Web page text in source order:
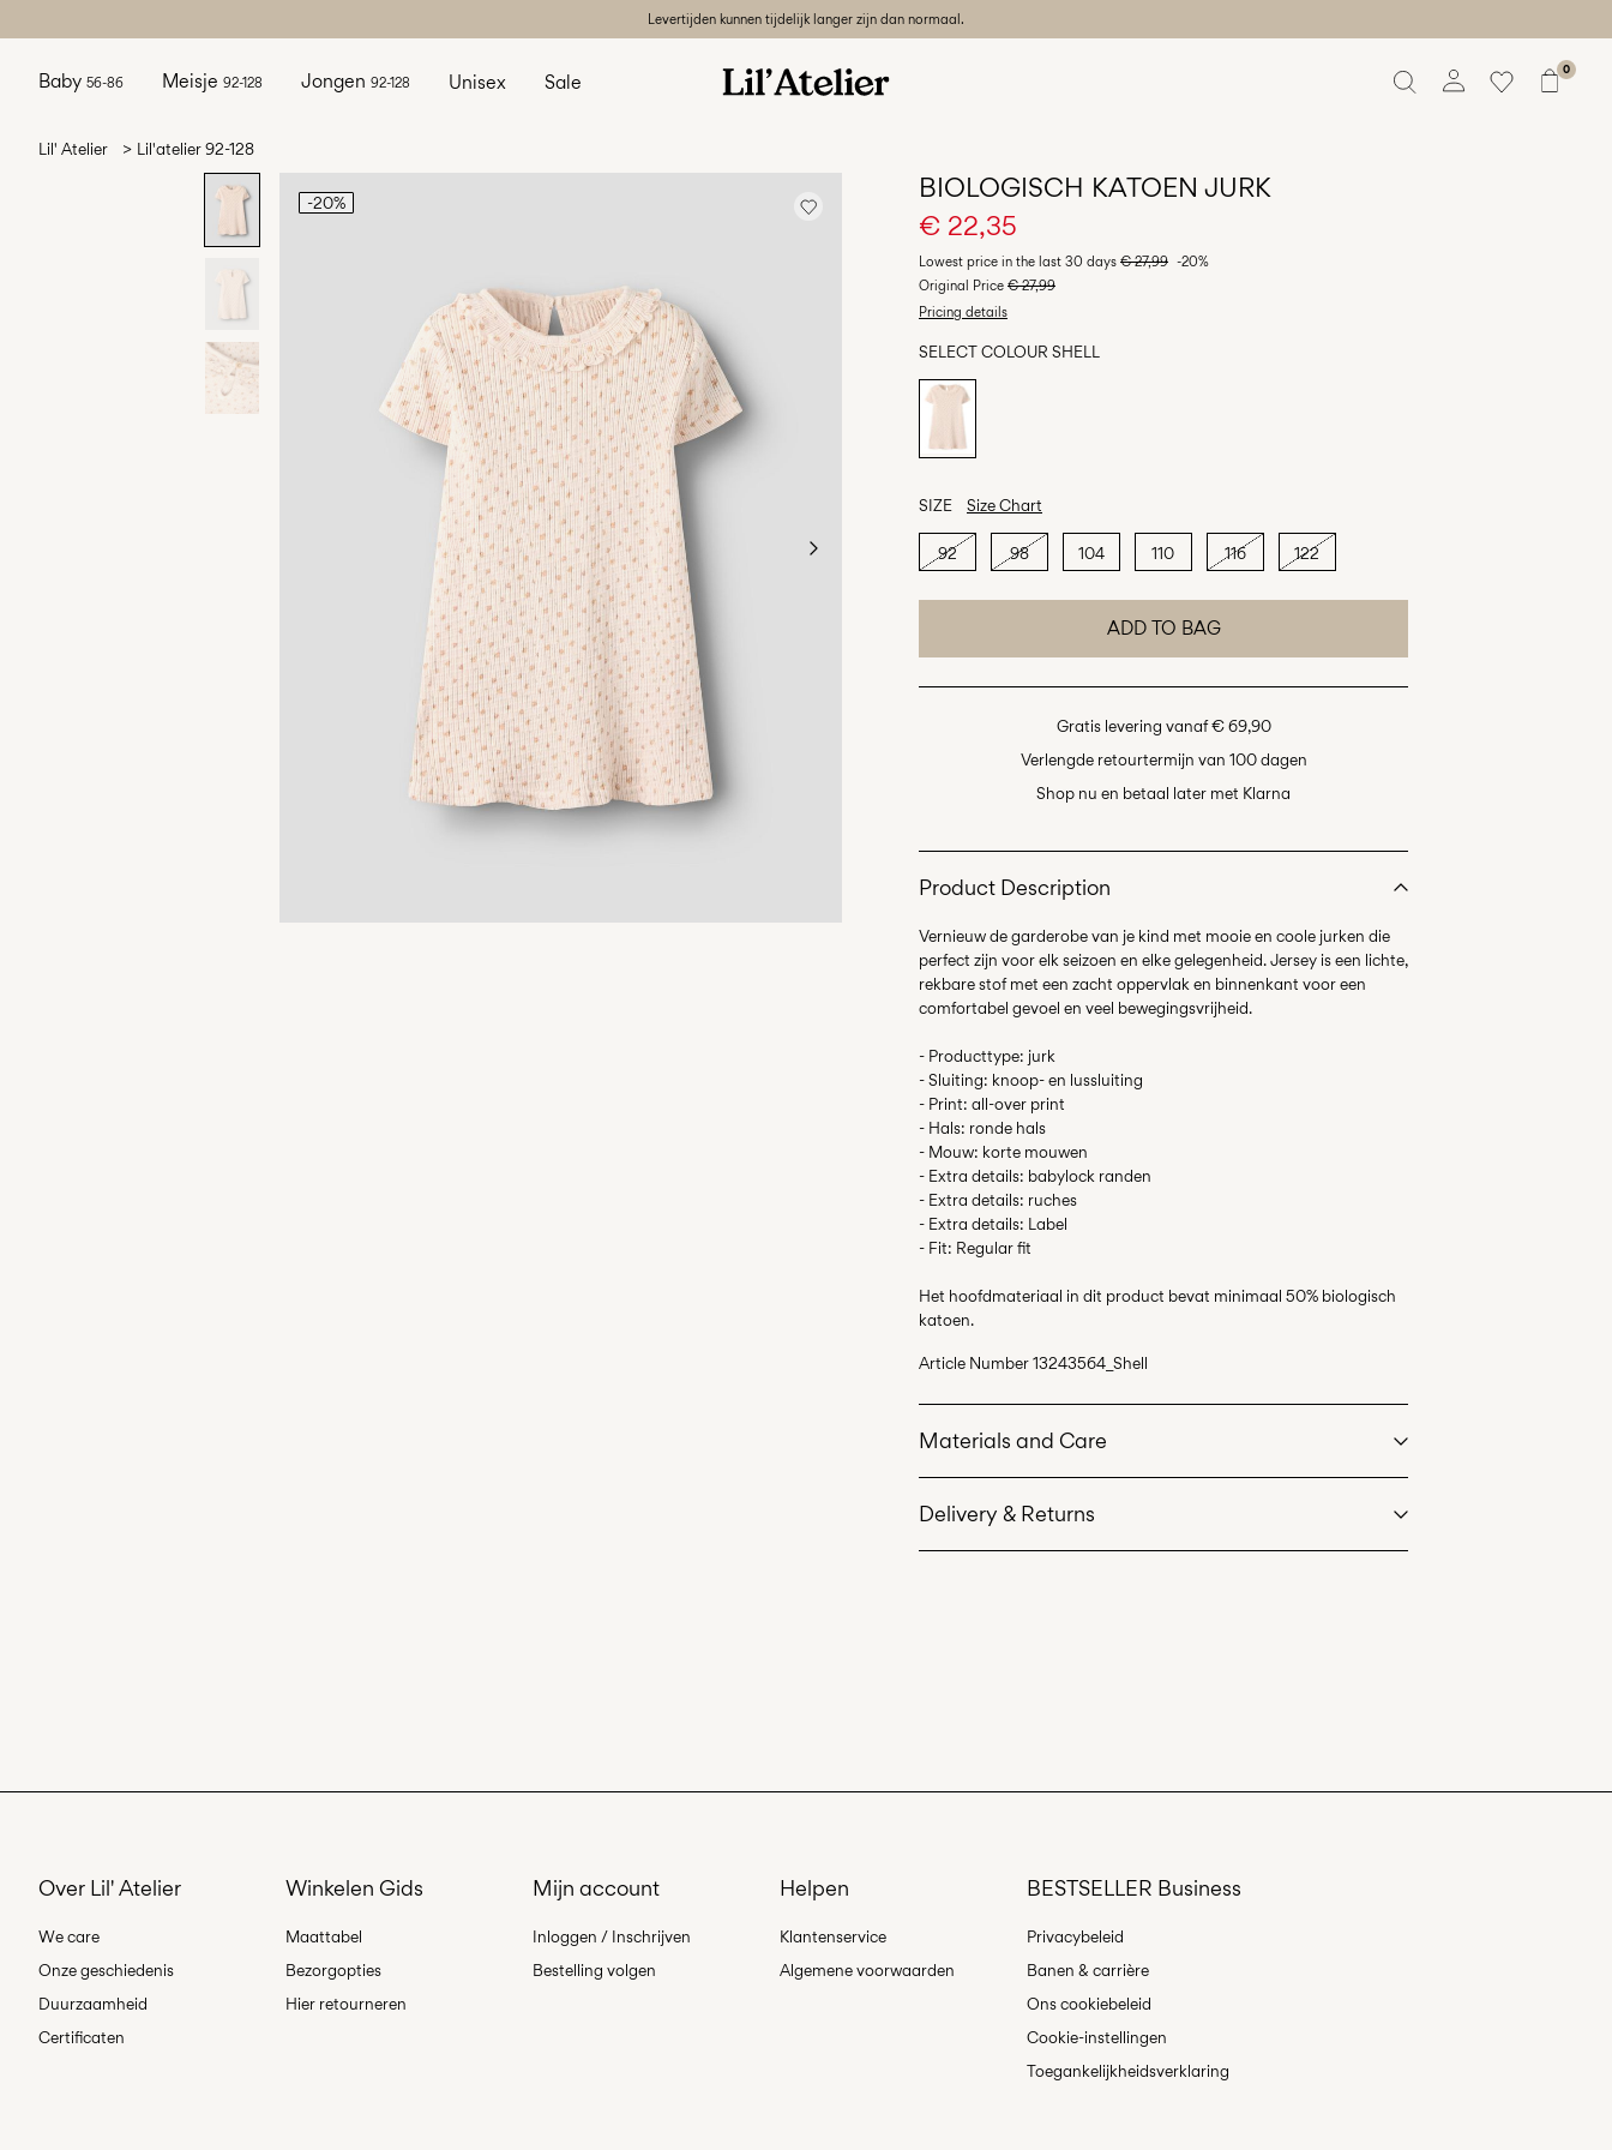
Levertijden kunnen tijdelijk langer zijn dan normaal.
0
Baby 56-86 Meisje 92-128 Jongen 92-128 Unisex Sale
Lil' Atelier Lil'atelier 92-128
-20%
BIOLOGISCH KATOEN JURK
€ 22,35
Lowest price in the last 30 days € 27,99 -20%
Original Price € 27,99
Pricing details
SELECT COLOUR SHELL
SIZE Size Chart
92 98 104 110 116 122
ADD TO BAG
Gratis levering vanaf € 69,90
Verlengde retourtermijn van 100 dagen
Shop nu en betaal later met Klarna
Product Description
Vernieuw de garderobe van je kind met mooie en coole jurken die
perfect zijn voor elk seizoen en elke gelegenheid. Jersey is een lichte,
rekbare stof met een zacht oppervlak en binnenkant voor een
comfortabel gevoel en veel bewegingsvrijheid.
- Producttype: jurk
- Sluiting: knoop- en lussluiting
- Print: all-over print
- Hals: ronde hals
- Mouw: korte mouwen
- Extra details: babylock randen
- Extra details: ruches
- Extra details: Label
- Fit: Regular fit
Het hoofdmateriaal in dit product bevat minimaal 50% biologisch
katoen.
Article Number13243564_Shell
Materials and Care
Delivery & Returns
Verzendopties
Over Lil' Atelier
We care
Onze geschiedenis
Duurzaamheid
Certificaten
Winkelen Gids
Maattabel
Bezorgopties
Hier retourneren
Mijn account
Inloggen / Inschrijven
Bestelling volgen
Helpen
Klantenservice
Algemene voorwaarden
BESTSELLER Business
Privacybeleid
Banen & carrière
Ons cookiebeleid
Cookie-instellingen
Toegankelijkheidsverklaring